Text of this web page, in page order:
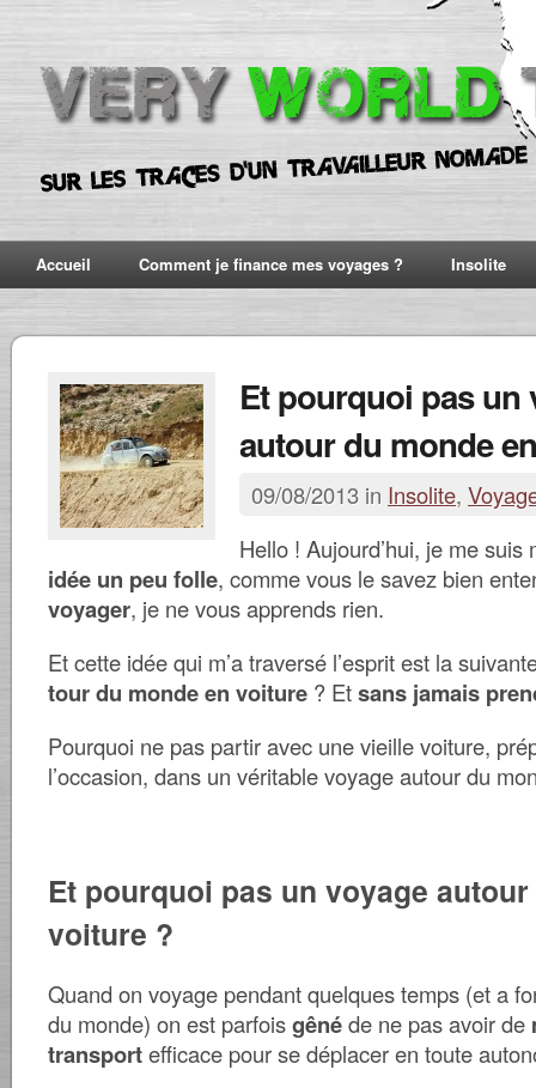
Accueil Comment je finance mes voyages ? Insolite
Et pourquoi pas un
autour du monde
09/08/2013 in Insolite,
Hello ! Aujourd’hui, je me suis
idée un peu folle, comme vous le savez bien
voyager, je ne vous apprends rien.
Et cette idée qui m’a traversé l’esprit est la
tour du monde en voiture ? Etsans jamais
Pourquoi ne pas partir avec une vieille voiture,
l’occasion, dans un véritable voyage autour du
Et pourquoi pas un voyage
voiture ?
Quand on voyage pendant quelques temps (et a
du monde) on est parfoisgênéde ne pas avoir de
transportefficace pour se déplacer en toute